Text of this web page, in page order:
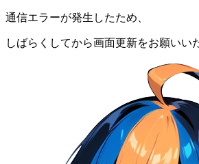
通信エラーが発生したため、
しばらくしてから画面更新をお願いい